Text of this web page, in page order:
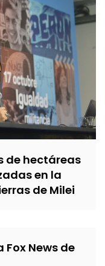
de hectáreas
en la
de Milei
Fox News de